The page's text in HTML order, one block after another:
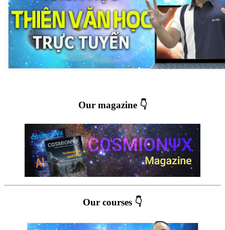
Our magazine 👇
Our courses 👇